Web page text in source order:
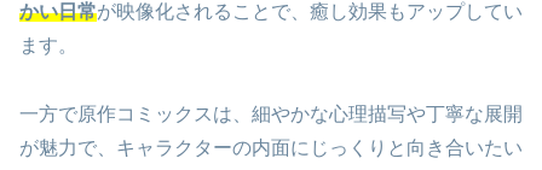
かい日常が映像化されることで、癒し効果もアップしてい
ます。
一方で原作コミックスは、細やかな心理描写や丁寧な展開
が魅力で、キャラクターの内面にじっくりと向き合いたい